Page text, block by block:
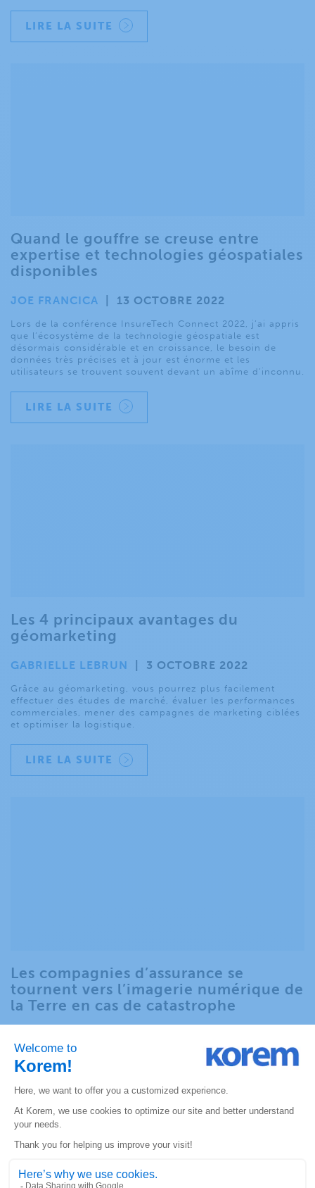
LIRE LA SUITE
Quand le gouffre se creuse entre
expertise et technologies géospatiales
disponibles
JOE FRANCICA 13 OCTOBRE 2022
Lors de la conférence InsureTech Connect 2022, j’ai appris
que l’écosystème de la technologie géospatiale est
désormais considérable et en croissance, le besoin de
données très précises et à jour est énorme et les
utilisateurs se trouvent souvent devant un abîme d’inconnu.
LIRE LA SUITE
Les 4 principaux avantages du
géomarketing
GABRIELLE LEBRUN 3 OCTOBRE 2022
Grâce au géomarketing, vous pourrez plus facilement
effectuer des études de marché, évaluer les performances
commerciales, mener des campagnes de marketing ciblées
et optimiser la logistique.
LIRE LA SUITE
Les compagnies d’assurance se
tournent vers l’imagerie numérique de
la Terre en cas de catastrophe
L’imagerie aérienne ou satellitaire d’observation de la Terre
permet aux compagnies d’assurance d’évaluer rapidement
frauduleuses et de sauver des coûts.
LIRE LA SUITE